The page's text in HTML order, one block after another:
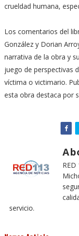
crueldad humana,
Los comentarios del
González y Dorian
narrativa de la obra y
juego de perspectivas
víctima o victimario.
esta obra destaca por
servicio.